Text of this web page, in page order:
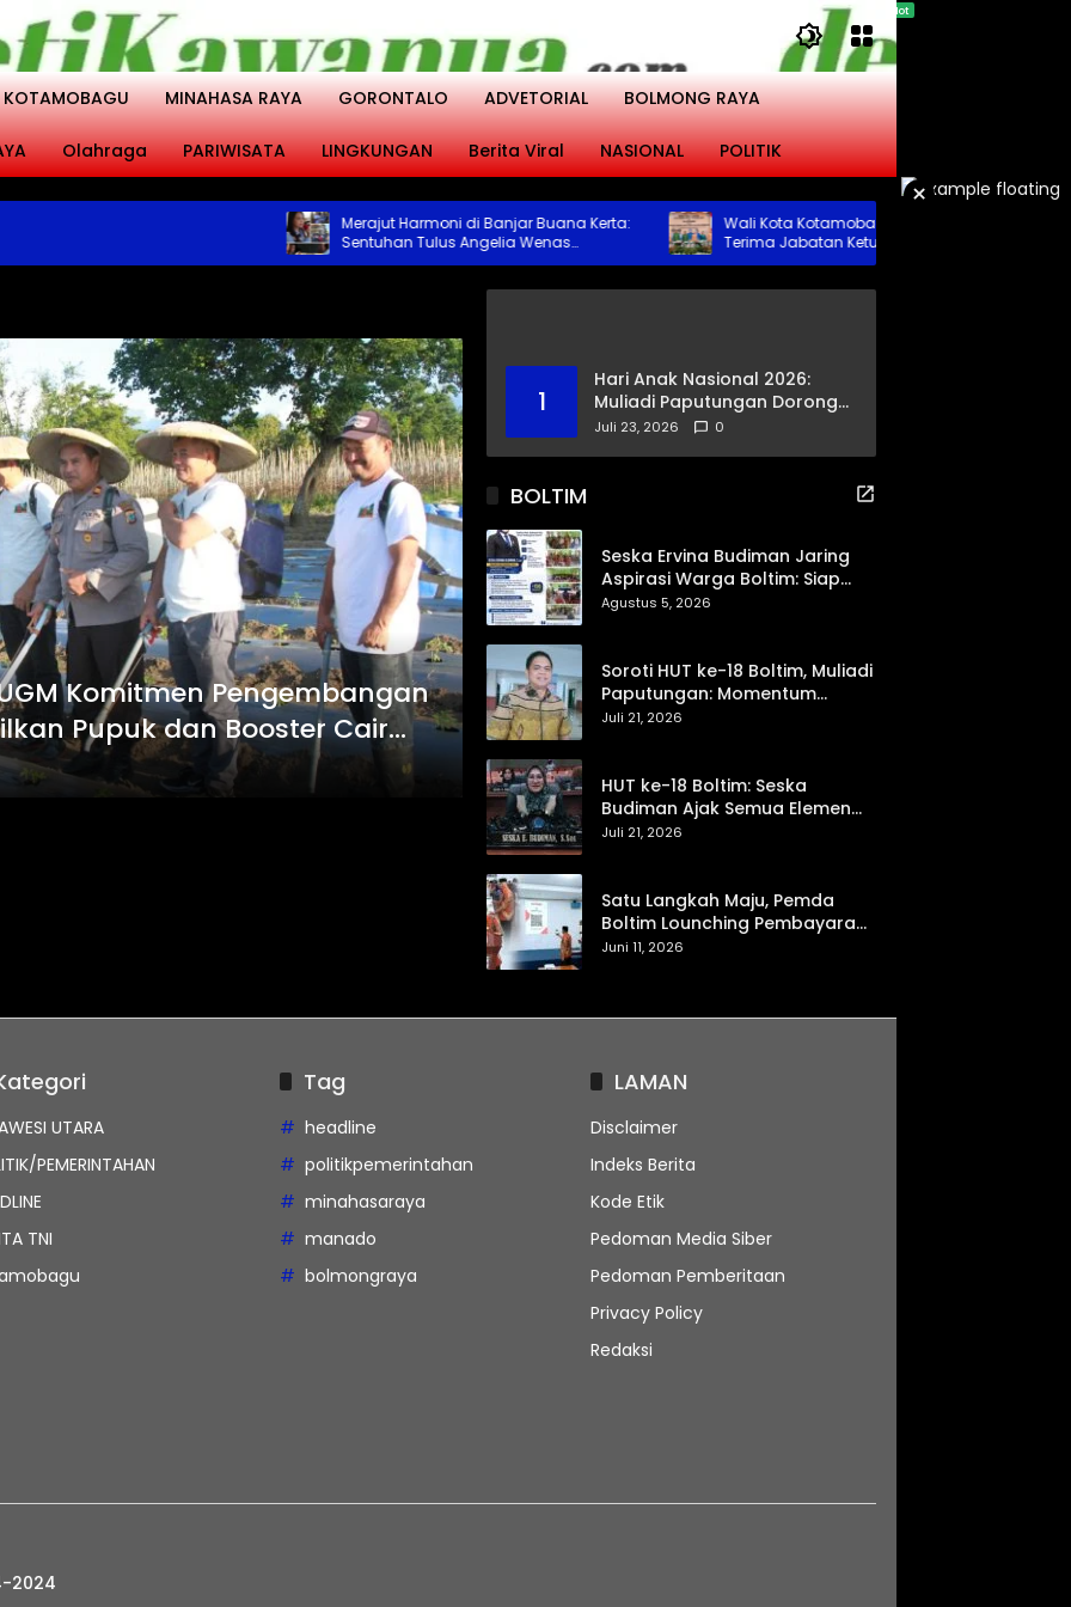
KOTAMOBAGU MINAHASA RAYA GORONTALO ADVETORIAL BOLMONG RAYA
Olahraga PARIWISATA LINGKUNGAN Berita Viral NASIONAL POLITIK
×
Merajut Harmoni di Banjar Buana Kerta:
Sentuhan Tulus Angelia Wenas
Menjemput Aspirasi Warga Mopugad
Wali Kota Kotamobagu Hadiri Serah
Terima Jabatan Ketua DWP Periode 2026-
2031
Komitmen Pengembangan
Pupuk dan Booster Cair
1
Hari Anak Nasional 2026:
Muliadi Paputungan Dorong
Pemerataan Akses
Juli 23, 2026 0
BOLTIM
Seska Ervina Budiman Jaring
Aspirasi Warga Boltim: Siap
Perjuangkan IPR, Jalan Trans,
Agustus 5, 2026
Soroti HUT ke-18 Boltim, Muliadi
Paputungan: Momentum
Refleksi Menuju Daerah Mandiri
Juli 21, 2026
HUT ke-18 Boltim: Seska
Budiman Ajak Semua Elemen
Bersinergi untuk Kemajuan
Juli 21, 2026
Satu Langkah Maju, Pemda
Boltim Lounching Pembayaran
PBB Lewat Scan Qris
Juni 11, 2026
UTARA
PEMERINTAHAN
TNI
Tag
headline
politikpemerintahan
minahasaraya
manado
bolmongraya
LAMAN
Disclaimer
Indeks Berita
Kode Etik
Pedoman Media Siber
Pedoman Pemberitaan
Privacy Policy
Redaksi
2024